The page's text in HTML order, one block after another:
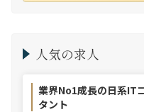
人気の求人
業界No1成長の日系IT
タント